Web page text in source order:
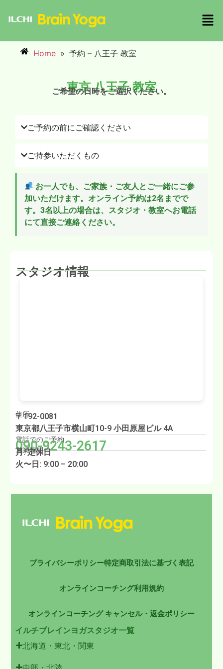
Home » 予約 – 八王子 教室
東京 八王子 教室
ご希望の日時をご選択ください。
ご予約の前にご確認ください
ご持参いただくもの
お一人でも、ご家族・ご友人とご一緒にご参
加いただけます。オンライン予約は2名までで
す。3名以上の場合は、スタジオ・教室へお電話
にて直接ご連絡ください。
スタジオ情報
住所
〒192-0081
東京都八王子市横山町10-9 小田原屋ビル 4A
電話でのご予約
090-9243-2617
営業時間
月: 定休日
火〜日: 9:00 – 20:00
プライバシーポリシー特定商取引法に基づく表記
オンラインコーチング利用規約
オンラインコーチング キャンセル・返金ポリシー
イルチブレインヨガスタジオ一覧
北海道・東北・関東